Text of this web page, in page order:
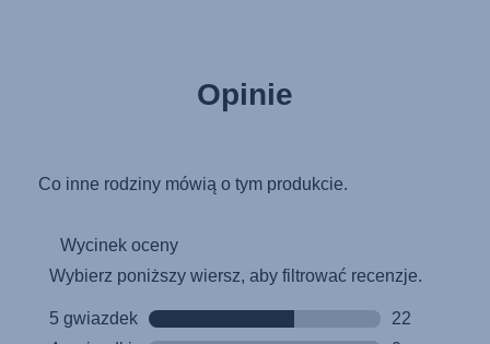
Használati útmutató (Magyar nyelv)
Monteringsanvisning (Norsk)
Instrucţiuni de utilizare (Limba română)
Uputstvo za korišcenje (Srpski)
Navodila za uporabo (Slovenščina)
Opinie